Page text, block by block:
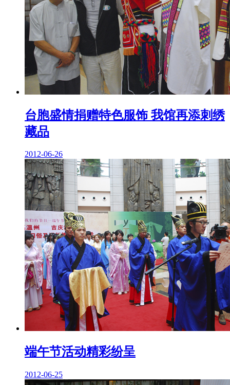
台胞盛情捐赠特色服饰 我馆再添刺绣
藏品
2012-06-26
端午节活动精彩纷呈
2012-06-25